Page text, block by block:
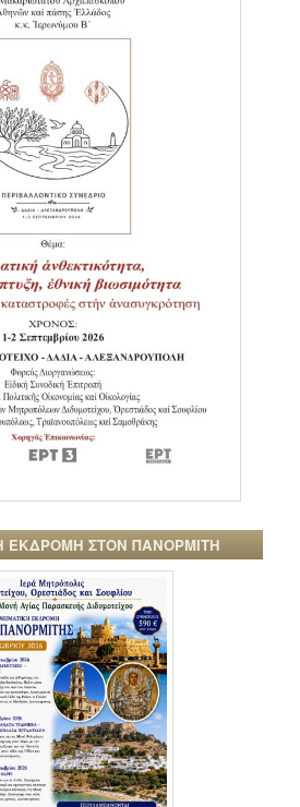
ΕΚΔΡΟΜΗ ΣΤΟΝ ΠΑΝΟΡΜΙΤΗ